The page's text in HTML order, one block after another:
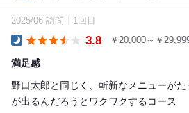
2025/06 訪問 1回目
3.8 ￥20,000～￥
満足感
野口太郎と同じく、斬新なメニューが
が出るんだろうとワクワクするコース